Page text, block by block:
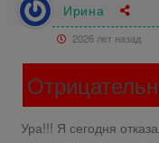
Ирина
2026 лет назад
Ура!!! Я сегодня